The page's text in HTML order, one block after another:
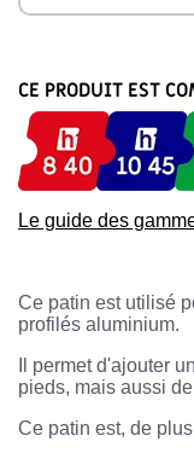
CE PRODUIT EST
Le guide des
Ce patin est utilisé
profilés aluminium.
Il permet d'ajouter
pieds, mais aussi
Ce patin est, de